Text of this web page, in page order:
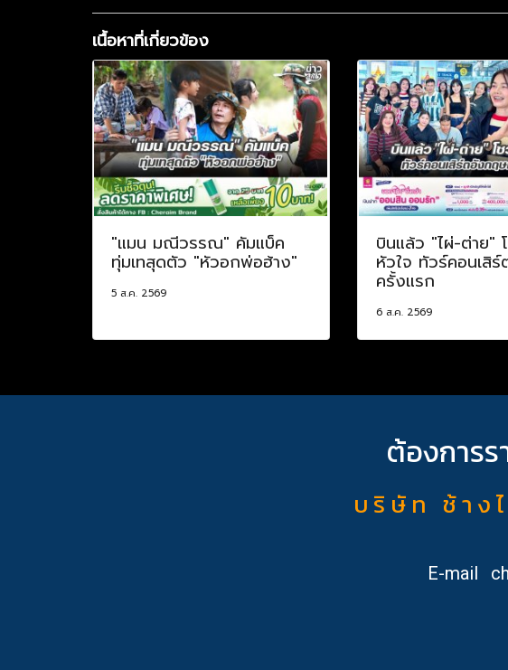
เนื้อหาที่เกี่ยวข้อง
"แมน มณีวรรณ" คัมแบ็ค
ทุ่มเทสุดตัว "หัวอกพ่อฮ้าง"
5 ส.ค. 2569
บินแล้ว "ไผ่-ต่าย"
หัวใจ ทัวร์คอนเสิ
ครั้งแรก
6 ส.ค. 2569
ต้องการร
บ ริ ษั ท ช้ า ง
E-mail